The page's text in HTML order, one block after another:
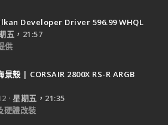
Developer Driver 596.99 WHQL
五，21:57
供
景殼 | CORSAIR 2800X RS-R ARGB
星期五，21:35
硬體改裝